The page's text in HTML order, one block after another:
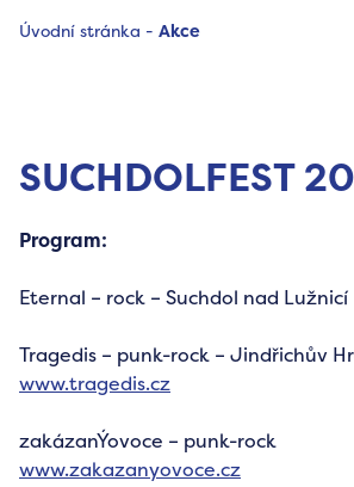
Úvodní stránka - Akce
SUCHDOLFEST
Program:
Eternal – rock – Suchdol nad Lužnicí
Tragedis – punk-rock – Jindřichův
www.tragedis.cz
zakázanÝovoce – punk-rock
www.zakazanyovoce.cz